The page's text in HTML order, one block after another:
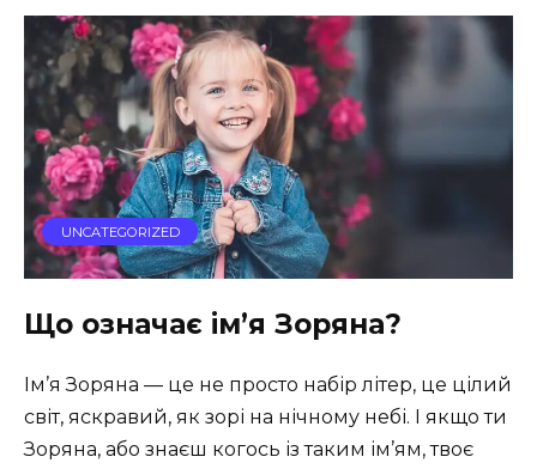
UNCATEGORIZED
Що означає ім’я Зоряна?
Ім’я Зоряна — це не просто набір літер, це цілий
світ, яскравий, як зорі на нічному небі. І якщо ти
Зоряна, або знаєш когось із таким ім’ям, твоє